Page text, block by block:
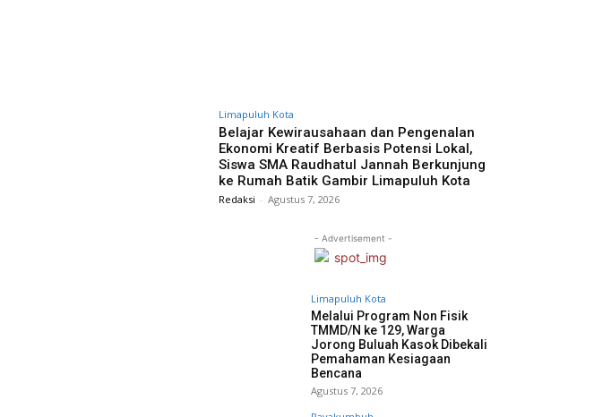
Limapuluh Kota
Belajar Kewirausahaan dan Pengenalan
Ekonomi Kreatif Berbasis Potensi Lokal,
Siswa SMA Raudhatul Jannah Berkunjung
ke Rumah Batik Gambir Limapuluh Kota
Redaksi - Agustus 7, 2026
- Advertisement -
Limapuluh Kota
Melalui Program Non Fisik
TMMD/N ke 129, Warga
Jorong Buluah Kasok Dibekali
Pemahaman Kesiagaan
Bencana
Agustus 7, 2026